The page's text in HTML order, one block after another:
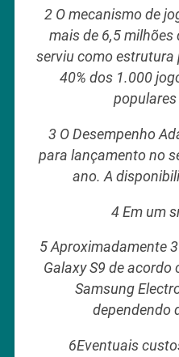
2 O mecanismo de
mais de 6,5 milhões
serviu como
40% dos 1.000
3 O Desempenho
para lançamento no
ano. A
4 Em um
5 Aproximadamente
Galaxy S9 de
Samsung
dependendo
6Eventuais